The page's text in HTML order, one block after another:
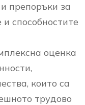
препоръки за
способностите
оценка
които са
трудово